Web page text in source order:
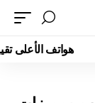
هواتف الأعلى